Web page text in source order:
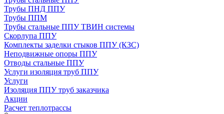
Трубы ПНД ППУ
Трубы ППМ
Трубы стальные ППУ ТВИН системы
Скорлупа ППУ
Комплекты заделки стыков ППУ (КЗС)
Неподвижные опоры ППУ
Отводы стальные ППУ
Услуги изоляция труб ППУ
Услуги
Изоляция ППУ труб заказчика
Акции
Расчет теплотрассы